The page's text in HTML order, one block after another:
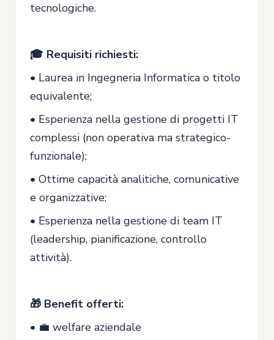
tecnologiche.
🎓 Requisiti richiesti:
• Laurea in Ingegneria Informatica o titolo
equivalente;
• Esperienza nella gestione di progetti IT
complessi (non operativa ma strategico-
funzionale);
• Ottime capacità analitiche, comunicative
e organizzative;
• Esperienza nella gestione di team IT
(leadership, pianificazione, controllo
attività).
🎁 Benefit offerti:
• 💼 welfare aziendale